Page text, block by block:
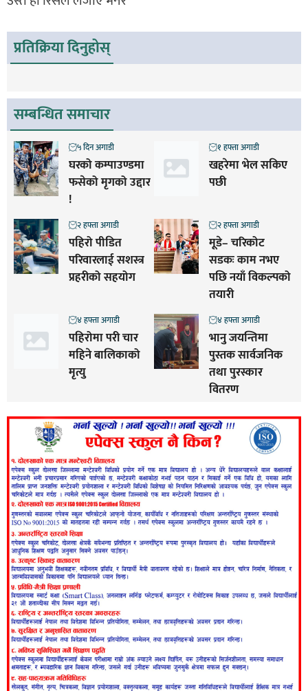
प्रतिक्रिया दिनुहोस्
सम्बन्धित समाचार
घरको कम्पाउण्डमा
फसेको मृगको उद्दार
!
५ दिन अगाडी
खहरेमा भेल सकिए
पछी
१ हफ्ता अगाडी
पहिरो पीडित
परिवारलाई सशस्त्र
प्रहरीको सहयोग
२ हफ्ता अगाडी
मूडे– चरिकोट
सडकः काम नभए
पछि नयाँ विकल्पको
तयारी
२ हफ्ता अगाडी
पहिरोमा परी चार
महिने बालिकाको
मृत्यु
४ हफ्ता अगाडी
भानु जयन्तिमा
पुस्तक सार्वजनिक
तथा पुरस्कार
वितरण
४ हफ्ता अगाडी